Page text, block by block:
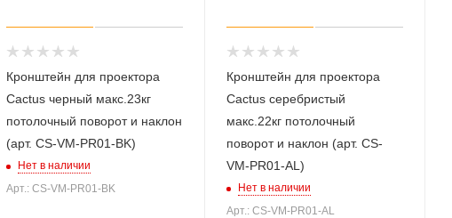
Кронштейн для проектора
Cactus черный макс.23кг
потолочный поворот и наклон
(арт. CS-VM-PR01-BK)
Нет в наличии
Арт.: CS-VM-PR01-BK
Кронштейн для проектора
Cactus серебристый
макс.22кг потолочный
поворот и наклон (арт. CS-
VM-PR01-AL)
Нет в наличии
Арт.: CS-VM-PR01-AL